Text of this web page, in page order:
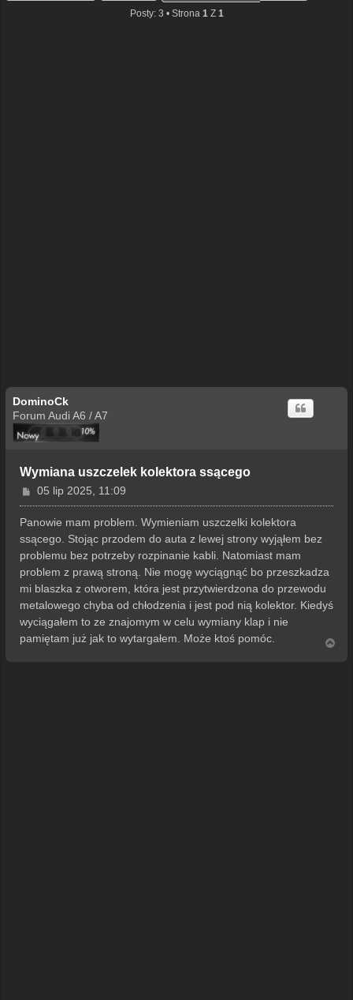
Posty: 3 • Strona 1 Z 1
DominoCk
Forum Audi A6 / A7
Wymiana uszczelek kolektora ssącego
P
o
s
05 lip 2025, 11:09
Panowie mam problem. Wymieniam uszczelki kolektora
ssącego. Stojąc przodem do auta z lewej strony wyjąłem bez
problemu bez potrzeby rozpinanie kabli. Natomiast mam
problem z prawą stroną. Nie mogę wyciągnąć bo przeszkadza
mi blaszka z otworem, która jest przytwierdzona do przewodu
metalowego chyba od chłodzenia i jest pod nią kolektor. Kiedyś
wyciągałem to ze znajomym w celu wymiany klap i nie
pamiętam już jak to wytargałem. Może ktoś pomóc.